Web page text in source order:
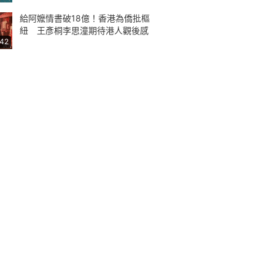
給阿嬤情書破18億！香港為僑批樞
紐 王彥桐李思潼期待港人觀後感